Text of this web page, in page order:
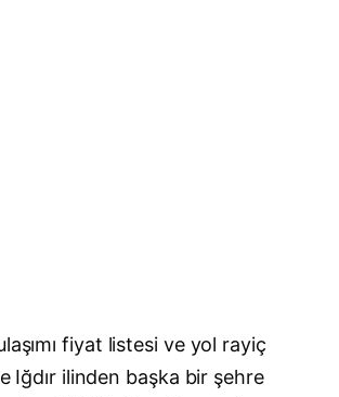
fiyat listesi ve yol rayiç
Iğdır ilinden başka bir şehre